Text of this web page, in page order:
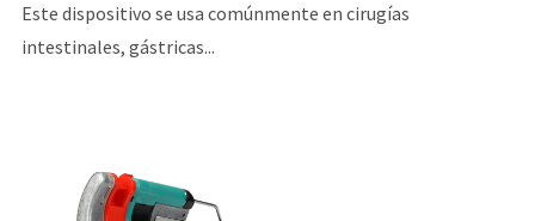
Este dispositivo se usa comúnmente en cirugías
intestinales, gástricas...